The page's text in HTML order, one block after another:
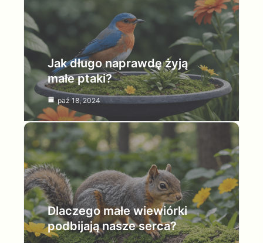
Jak długo naprawdę żyją
małe ptaki?
paź 18, 2024
Dlaczego małe wiewiórki
podbijają nasze serca?